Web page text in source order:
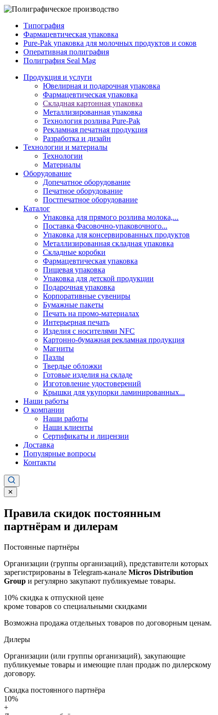
Типография
Фармацевтическая упаковка
Pure-Pak упаковка для молочных продуктов и соков
Оперативная полиграфия
Полиграфия Seal Mag
Продукция и услуги
Ювелирная и подарочная упаковка
Фармацевтическая упаковка
Складная картонная упаковка
Металлизированная упаковка
Технология розлива Pure-Pak
Рекламная печатная продукция
Разработка и дизайн
Технологии и материалы
Технологии
Материалы
Оборудование
Допечатное оборудование
Печатное оборудование
Постпечатное оборудование
Каталог
Упаковка для прямого розлива молока,...
Поставка Фасовочно-упаковочного...
Упаковка для консервированных продуктов
Металлизированная складная упаковка
Складные коробки
Фармацевтическая упаковка
Пищевая упаковка
Упаковка для детской продукции
Подарочная упаковка
Корпоративные сувениры
Бумажные пакеты
Печать на промо-материалах
Интерьерная печать
Изделия с носителями NFC
Картонно-бумажная рекламная продукция
Магниты
Пазлы
Твердые обложки
Готовые изделия на складе
Изготовление удостоверений
Крышки для укупорки ламинированных...
Наши работы
О компании
Наши работы
Наши клиенты
Сертификаты и лицензии
Доставка
Популярные вопросы
Контакты
✕
Правила скидок постоянным
партнёрам и дилерам
Постоянные партнёры
Организации (группы организаций), представители которых
зарегистрированы в Telegram-канале Micros Distribution
Group и регулярно закупают публикуемые товары.
10% скидка к отпускной цене
кроме товаров со специальными скидками
Возможна продажа отдельных товаров по договорным ценам.
Дилеры
Организации (или группы организаций), закупающие
публикуемые товары и имеющие план продаж по дилерскому
договору.
Скидка постоянного партнёра
10%
+